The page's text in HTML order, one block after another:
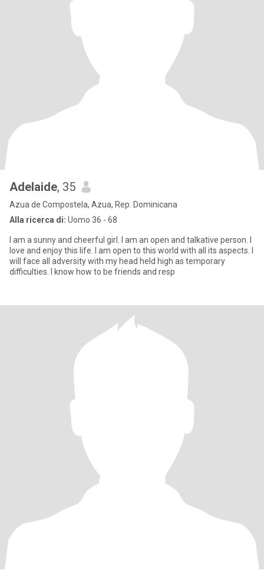
Adelaide, 35
Azua de Compostela, Azua, Rep. Dominicana
Alla ricerca di: Uomo 36 - 68
I am a sunny and cheerful girl. I am an open and talkative person. I
love and enjoy this life. I am open to this world with all its aspects. I
will face all adversity with my head held high as temporary
difficulties. I know how to be friends and resp